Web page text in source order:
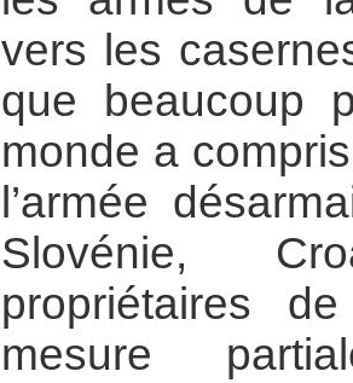
vers les
que beaucoup
monde a
l’armée
Slovénie,
propriétaires
mesure